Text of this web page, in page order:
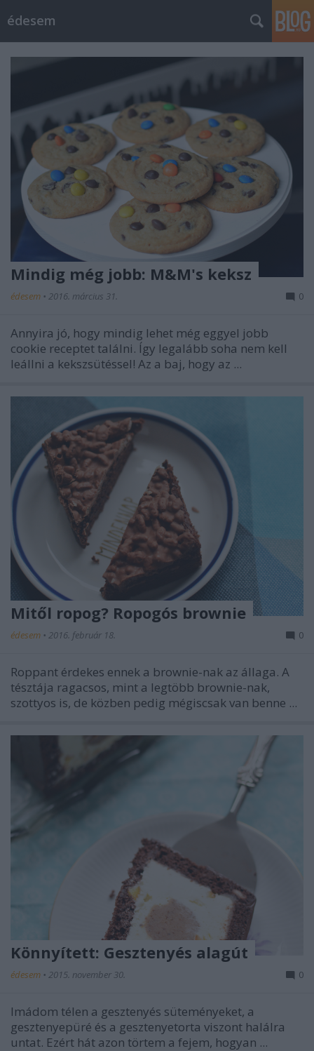
édesem
Mindig még jobb: M&M's keksz
édesem • 2016. március 31. 0
Annyira jó, hogy mindig lehet még eggyel jobb
cookie receptet találni. Így legalább soha nem kell
leállni a kekszsütéssel! Az a baj, hogy az ...
Mitől ropog? Ropogós brownie
édesem • 2016. február 18. 0
Roppant érdekes ennek a brownie-nak az állaga. A
tésztája ragacsos, mint a legtöbb brownie-nak,
szottyos is, de közben pedig mégiscsak van benne ...
Könnyített: Gesztenyés alagút
édesem • 2015. november 30. 0
Imádom télen a gesztenyés süteményeket, a
gesztenyepüré és a gesztenyetorta viszont halálra
untat. Ezért hát azon törtem a fejem, hogyan ...